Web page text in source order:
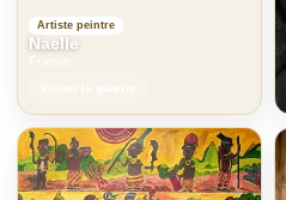
Artiste peintre
Naelle